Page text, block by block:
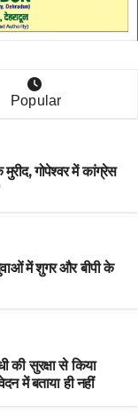
Popular
मुरीद, गोपेश्वर में कांग्रेस
में शुगर और बीपी के
की सुरक्षा से किया
में बताया ही नहीं